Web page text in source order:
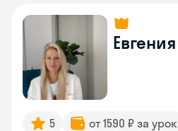
Евгения
5 от 1590 ₽ за урок